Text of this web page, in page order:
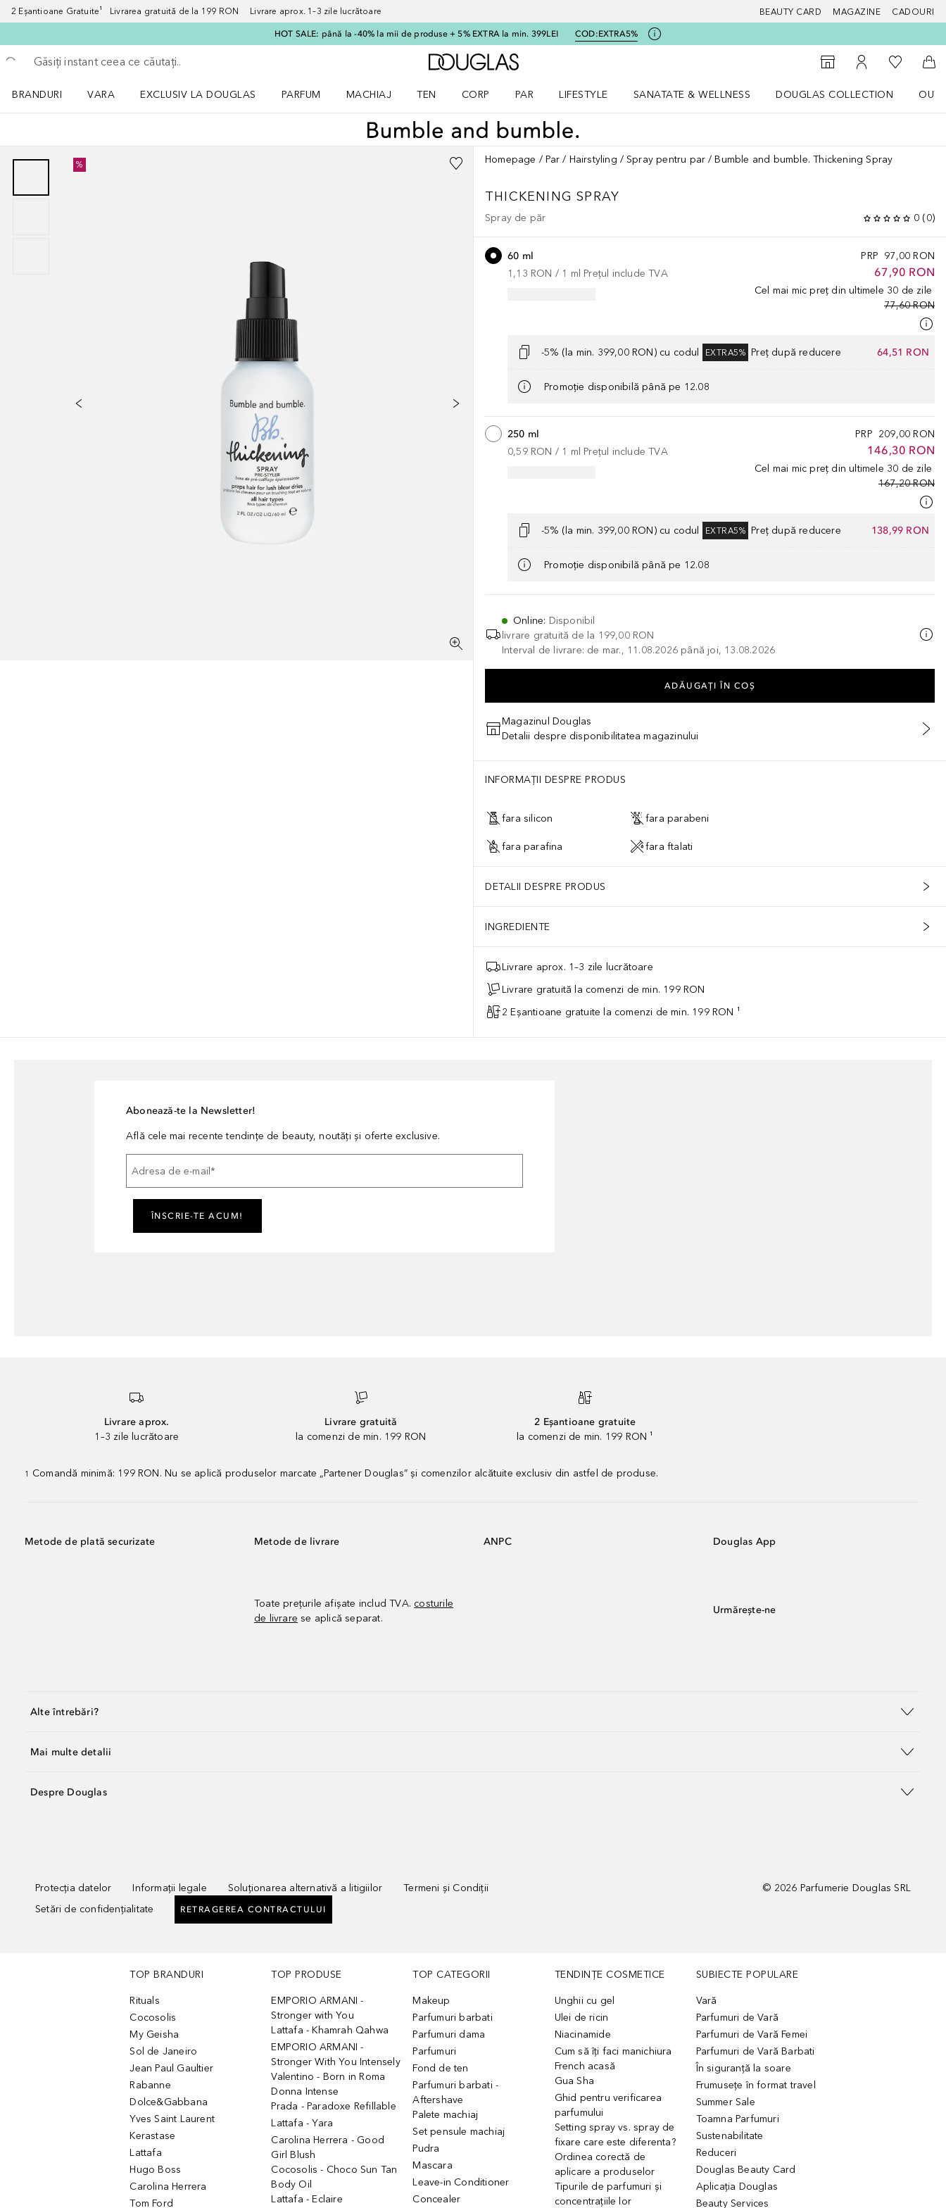
2 Eșantioane Gratuite¹ Livrarea gratuită de la 199 RON Livrare aprox. 1–3 zile lucrătoare BEAUTY CARD MAGAZINE CADOURI
HOT SALE: până la -40% la mii de produse + 5% EXTRA la min. 399LEI COD:EXTRA5%
Înapoi
Executați căutarea
Către pagina principală Douglas
Către Găsire magazin
Către Contul meu
Către
BRANDURI
VARA
EXCLUSIV LA DOUGLAS
PARFUM
MACHIAJ
TEN
CORP
PAR
LIFESTYLE
SANATATE & WELLNESS
DOUGLAS COLLECTION
% Homepage Par Hairstyling Spray pentru par Bumble and bumble. Thickening Spray
THICKENING SPRAY
Spray de păr 0 (0)
PRP 97,00 RON
67,90 RON
Cel mai mic preț din ultimele 30 de zile
77,60 RON
60 ml
1,13 RON / 1 ml Prețul include TVA
-5% (la min. 399,00 RON) cu codul EXTRA5% Preț după reducere 64,51 RON
Promoție disponibilă până pe 12.08
PRP 209,00 RON
146,30 RON
Cel mai mic preț din ultimele 30 de zile
167,20 RON
250 ml
0,59 RON / 1 ml Prețul include TVA
-5% (la min. 399,00 RON) cu codul EXTRA5% Preț după reducere 138,99 RON
Promoție disponibilă până pe 12.08
Online: Disponibil
livrare gratuită de la 199,00 RON
Interval de livrare: de mar., 11.08.2026 până joi, 13.08.2026
ADĂUGAȚI ÎN COŞ
Magazinul Douglas
Detalii despre disponibilitatea magazinului
INFORMAȚII DESPRE PRODUS
fara silicon fara parabeni
fara parafina fara ftalati
DETALII DESPRE PRODUS
INGREDIENTE
Livrare aprox. 1–3 zile lucrătoare
Livrare gratuită la comenzi de min. 199 RON
2 Eșantioane gratuite la comenzi de min. 199 RON ¹
Abonează-te la Newsletter!
Află cele mai recente tendințe de beauty, noutăți și oferte exclusive.
Adresa de e-mail *
ÎNSCRIE-TE ACUM!
Livrare aprox.
1–3 zile lucrătoare
Livrare gratuită
la comenzi de min. 199 RON
2 Eșantioane gratuite
la comenzi de min. 199 RON ¹
1 Comandă minimă: 199 RON. Nu se aplică produselor marcate „Partener Douglas” și comenzilor alcătuite exclusiv din astfel de produse.
Metode de plată securizate Metode de livrare
Toate prețurile afișate includ TVA. costurile
de livrare se aplică separat.
ANPC Douglas App
Urmărește-ne
Alte întrebări?
Mai multe detalii
Despre Douglas
Protecția datelor Informații legale Soluționarea alternativă a litigiilor
Termeni și Condiții
Setări de confidențialitate
RETRAGEREA CONTRACTULUI
© 2026 Parfumerie Douglas SRL
TOP BRANDURI
Rituals
Cocosolis
My Geisha
Sol de Janeiro
Jean Paul Gaultier
Rabanne
Dolce&Gabbana
Yves Saint Laurent
Kerastase
Lattafa
Hugo Boss
Carolina Herrera
Tom Ford
TOP PRODUSE
EMPORIO ARMANI -
Stronger with You
Lattafa - Khamrah Qahwa
EMPORIO ARMANI -
Stronger With You Intensely
Valentino - Born in Roma
Donna Intense
Prada - Paradoxe Refillable
Lattafa - Yara
Carolina Herrera - Good
Girl Blush
Cocosolis - Choco Sun Tan
Body Oil
Lattafa - Eclaire
TOP CATEGORII
Makeup
Parfumuri barbati
Parfumuri dama
Parfumuri
Fond de ten
Parfumuri barbati -
Aftershave
Palete machiaj
Set pensule machiaj
Pudra
Mascara
Leave-in Conditioner
Concealer
TENDINȚE COSMETICE
Unghii cu gel
Ulei de ricin
Niacinamide
Cum să îți faci manichiura
French acasă
Gua Sha
Ghid pentru verificarea
parfumului
Setting spray vs. spray de
fixare care este diferenta?
Ordinea corectă de
aplicare a produselor
Tipurile de parfumuri și
concentrațiile lor
SUBIECTE POPULARE
Vară
Parfumuri de Vară
Parfumuri de Vară Femei
Parfumuri de Vară Barbati
În siguranță la soare
Frumusețe în format travel
Summer Sale
Toamna Parfumuri
Sustenabilitate
Reduceri
Douglas Beauty Card
Aplicația Douglas
Beauty Services